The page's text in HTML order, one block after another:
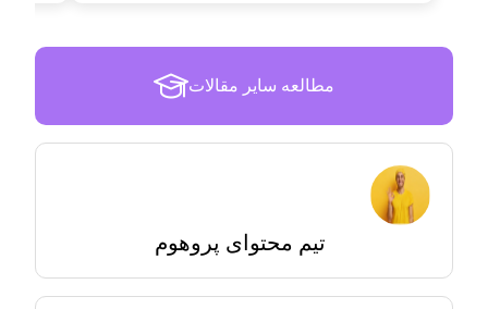
مطالعه سایر مقالات
تیم محتوای پروهوم